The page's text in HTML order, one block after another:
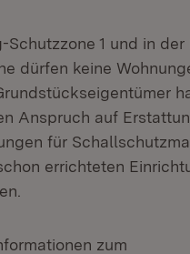
Schutzzone 1 und in
dürfen keine
Anspruch auf
für
errichteten
zum